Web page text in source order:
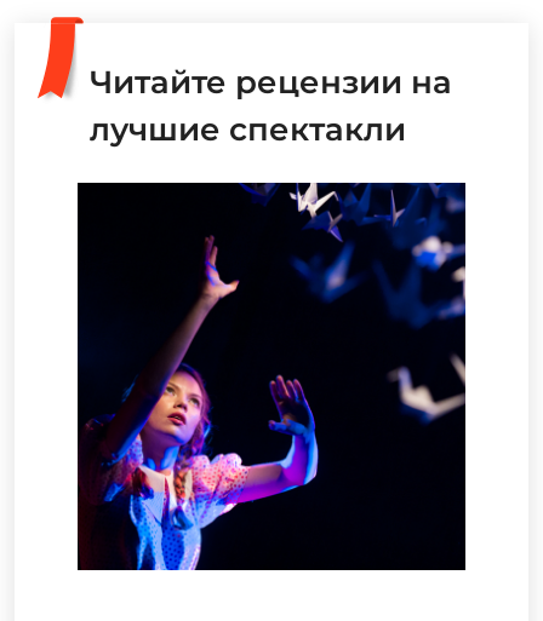
Читайте рецензии на
лучшие спектакли